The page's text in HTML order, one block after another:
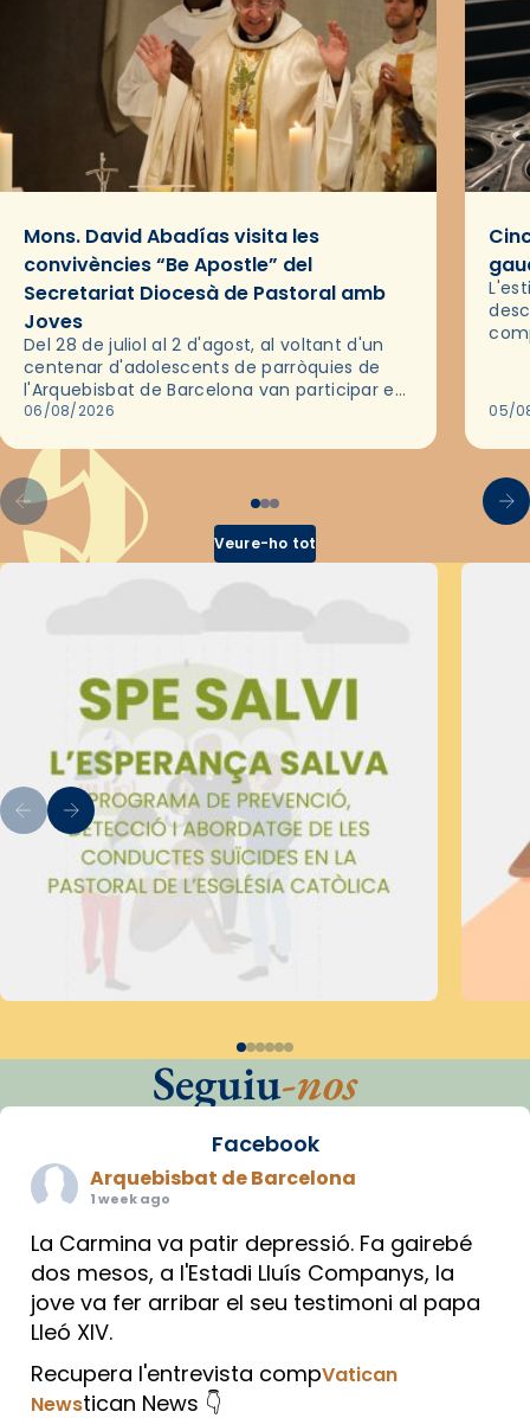
Mons. David Abadías visita les
convivències “Be Apostle” del
Secretariat Diocesà de Pastoral amb
Joves
Del 28 de juliol al 2 d'agost, al voltant d'un
centenar d'adolescents de parròquies de
l'Arquebisbat de Barcelona van participar en
les convivències Be Apostle, organitzades
06/08/2026 05/
Veure-ho tot
Seguiu-nos
Facebook
Arquebisbat de Barcelona
1 week ago
La Carmina va patir depressió. Fa gairebé
dos mesos, a l'Estadi Lluís Companys, la
jove va fer arribar el seu testimoni al papa
Lleó XIV.
Recupera l'entrevista compVatican
Newstican News 👇